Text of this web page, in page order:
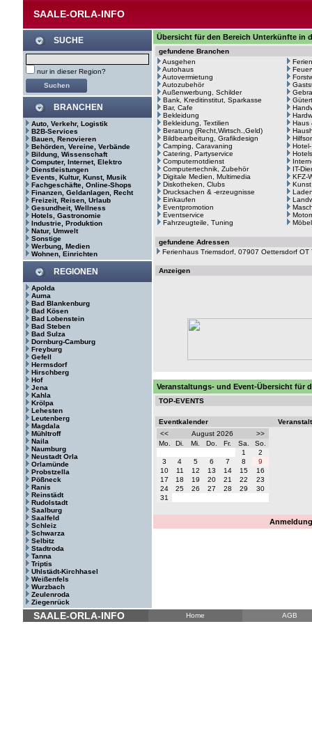
SAALE-ORLA-INFO
SUCHE
nur in dieser Region?
BRANCHEN
Auto, Verkehr, Logistik
B2B-Services
Bauen, Renovieren
Behörden, Vereine, Verbände
Bildung, Wissenschaft
Computer, Internet, Elektro
Dienstleistungen
Events, Kultur, Kunst, Musik
Fachgeschäfte, Online-Shops
Finanzen, Geldanlagen, Recht
Freizeit, Reisen, Urlaub
Gesundheit, Wellness
Hotels, Gastronomie
Industrie, Produktion
Natur, Umwelt
Sonstige
Werbung, Medien
Wohnen, Einrichten
REGIONEN
Apolda
Auma
Bad Blankenburg
Bad Kösen
Bad Lobenstein
Bad Steben
Bad Sulza
Dornburg-Camburg
Freyburg
Gefell
Hermsdorf
Hirschberg
Hof
Jena
Kahla
Krölpa
Lehesten
Leutenberg
Magdala
Mühltroff
Naila
Naumburg
Neustadt Orla
Orlamünde
Probstzella
Pößneck
Ranis
Reinstädt
Rudolstadt
Saalburg
Saalfeld
Schleiz
Schwarza
Selbitz
Stadtroda
Tanna
Triptis
Uhlstädt-Kirchhasel
Weißenfels
Wurzbach
Zeulenroda
Ziegenrück
Übersicht für den Bereich Unterkünfte in
gefundene Branchen
Ausgehen
Autohaus
Autovermietung
Autozubehör
Außenwerbung, Schilder
Bank, Kreditinstitut, Sparkasse
Bar, Cafe
Bekleidung
Bekleidung, Textilien
Beratung (Recht,Wirtsch.,Geld)
Bildbearbeitung, Grafikdesign
Camping, Caravaning
Catering, Partyservice
Computernotdienst
Computertechnik, Zubehör
Digitale Medien, Multimedia
Diskotheken, Clubs
Drucksachen & -erzeugnisse
Einkaufen
Eventpromotion
Eventservice
Fahrzeugteile, Tuning
Haus
IT-
KFZ-
Kunst
gefundene Adressen
Ferienhaus Triemsdorf, 07907 Oettersdorf OT
Anzeigen
Veranstaltungs- und Event-Übersicht für
TOP-EVENTS
Eventkalender
<<
August 2026
>>
Mo.
Di. Mi. Do. Fr. Sa.
So.
1
2
3
4 5 6 7 8
9
10
11 12 13 14 15
16
17
18 19 20 21 22
23
24
25 26 27 28 29
30
31
SAALE-ORLA-INFO Home AGB